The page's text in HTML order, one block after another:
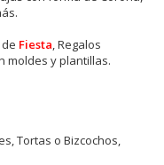
Fiesta, Regalos
moldes y plantillas.
Tortas o Bizcochos,